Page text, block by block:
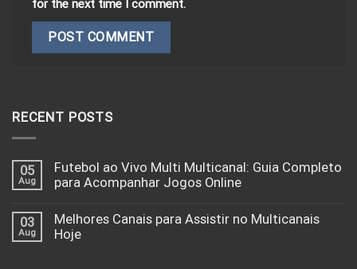
for the next time I comment.
RECENT POSTS
05
Aug
Futebol ao Vivo Multi Multicanal: Guia Completo
para Acompanhar Jogos Online
03
Aug
Melhores Canais para Assistir no Multicanais
Hoje